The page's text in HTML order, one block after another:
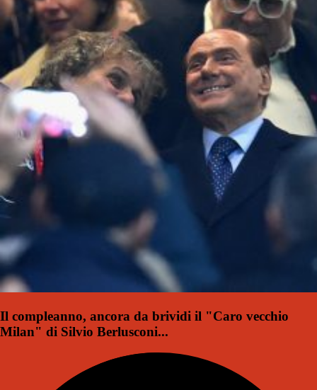
Il compleanno, ancora da brividi il "Caro vecchio
Milan" di Silvio Berlusconi...